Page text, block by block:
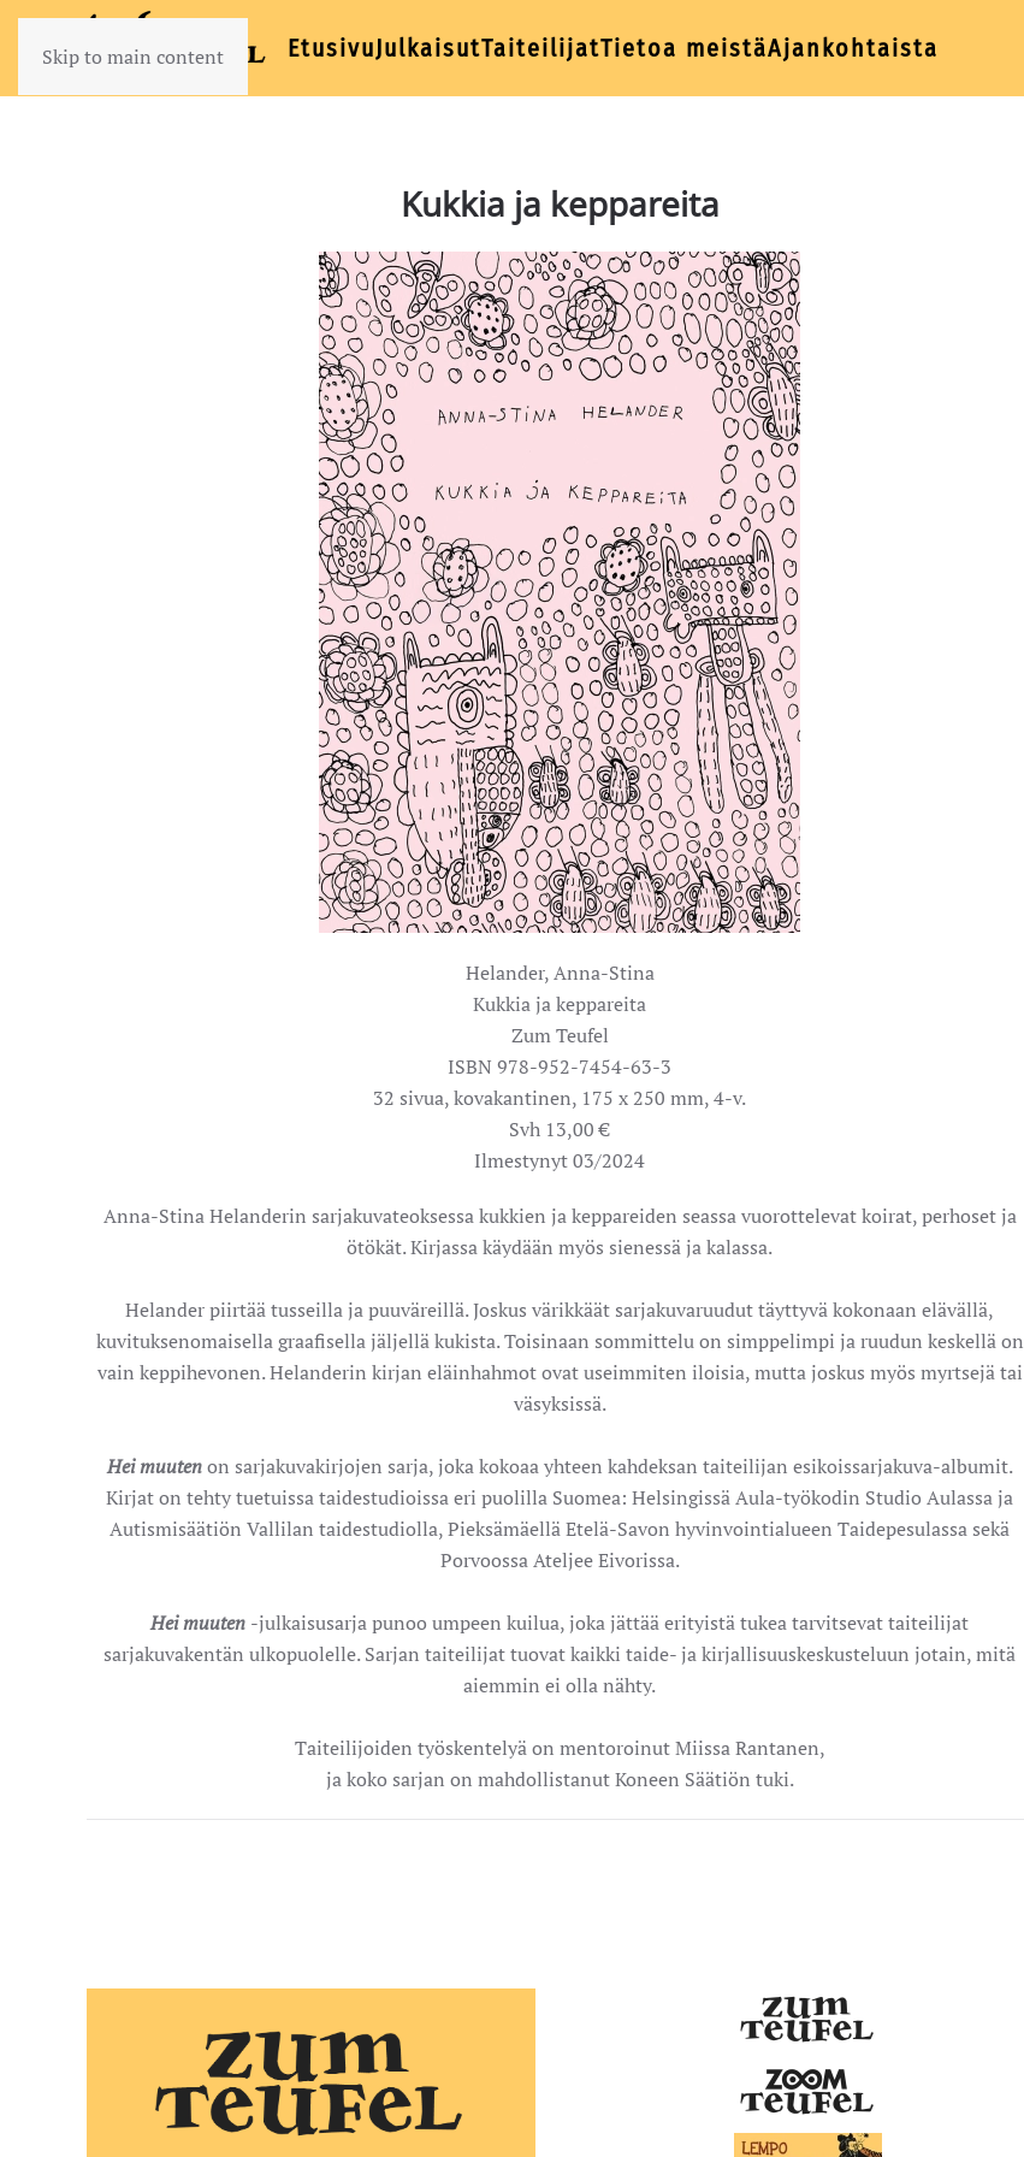
Skip to main content EtusivuJulkaisutTaiteilijatTietoa meistäAjankohtaista
Kukkia ja keppareita
Helander, Anna-Stina
Kukkia ja keppareita
Zum Teufel
ISBN 978-952-7454-63-3
32 sivua, kovakantinen, 175 x 250 mm, 4-v.
Svh 13,00 €
Ilmestynyt 03/2024
Anna-Stina Helanderin sarjakuvateoksessa kukkien ja keppareiden seassa vuorottelevat koirat, perhoset ja
ötökät. Kirjassa käydään myös sienessä ja kalassa.
Helander piirtää tusseilla ja puuväreillä. Joskus värikkäät sarjakuvaruudut täyttyvä kokonaan elävällä,
kuvituksenomaisella graafisella jäljellä kukista. Toisinaan sommittelu on simppelimpi ja ruudun keskellä on
vain keppihevonen. Helanderin kirjan eläinhahmot ovat useimmiten iloisia, mutta joskus myös myrtsejä tai
väsyksissä.
Hei muutenon sarjakuvakirjojen sarja, joka kokoaa yhteen kahdeksan taiteilijan esikoissarjakuva-albumit.
Kirjat on tehty tuetuissa taidestudioissa eri puolilla Suomea: Helsingissä Aula-työkodin Studio Aulassa ja
Autismisäätiön Vallilan taidestudiolla, Pieksämäellä Etelä-Savon hyvinvointialueen Taidepesulassa sekä
Porvoossa Ateljee Eivorissa.
Hei muuten -julkaisusarja punoo umpeen kuilua, joka jättää erityistä tukea tarvitsevat taiteilijat
sarjakuvakentän ulkopuolelle. Sarjan taiteilijat tuovat kaikki taide- ja kirjallisuuskeskusteluun jotain, mitä
aiemmin ei olla nähty.
Taiteilijoiden työskentelyä on mentoroinut Miissa Rantanen,
ja koko sarjan on mahdollistanut Koneen Säätiön tuki.